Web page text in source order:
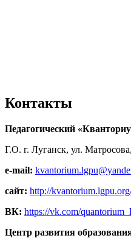
Контакты
Педагогический
Г.О. г. Луганск, ул.
e-mail:
сайт: http://
ВК: https://vk.com/
Центр развития